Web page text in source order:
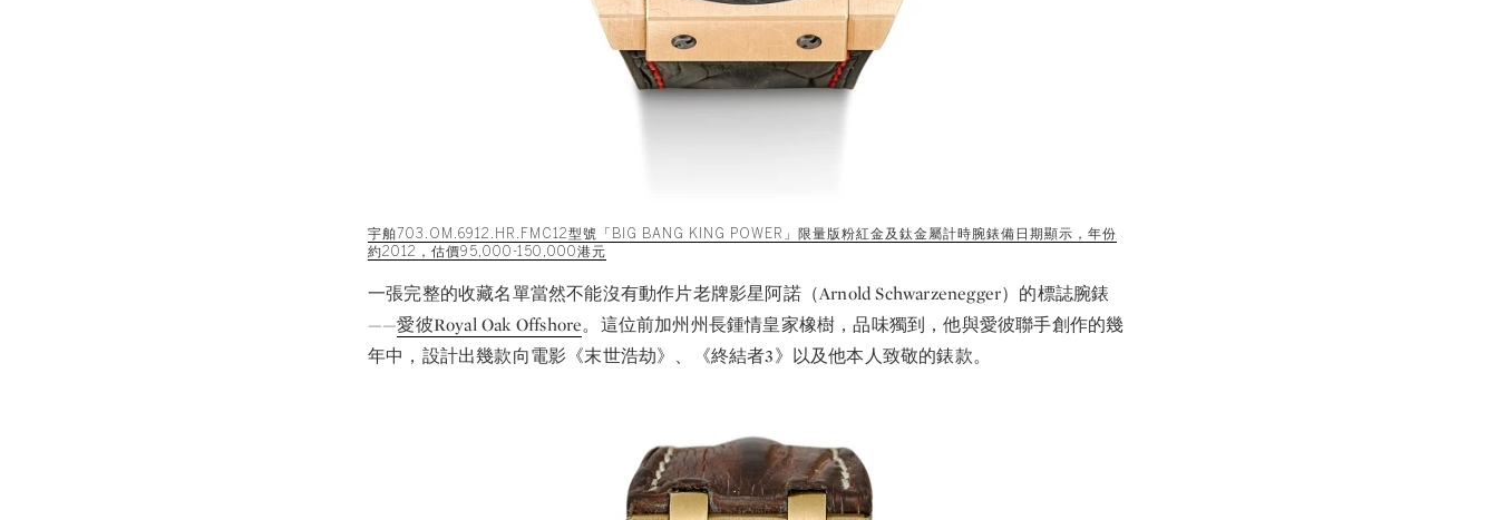
宇舶703.OM.6912.HR.FMC12型號「BIG BANG KING POWER」限量版粉紅金及鈦金屬計時腕錶備日期顯示，年份
約2012，估價95,000-150,000港元
一張完整的收藏名單當然不能沒有動作片老牌影星阿諾（Arnold Schwarzenegger）的標誌腕錶
——愛彼Royal Oak Offshore。這位前加州州長鍾情皇家橡樹，品味獨到，他與愛彼聯手創作的幾
年中，設計出幾款向電影《末世浩劫》、《終結者3》以及他本人致敬的錶款。